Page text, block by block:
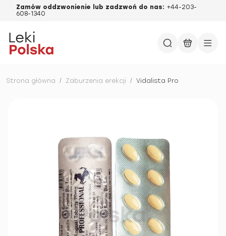
Zamów oddzwonienie lub zadzwoń do nas: +44-203-
608-1340
Strona główna / Zaburzenia erekcji / Vidalista Pro